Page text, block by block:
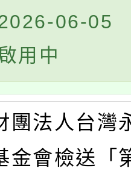
06-05
用中
團法人台灣
金會檢送「